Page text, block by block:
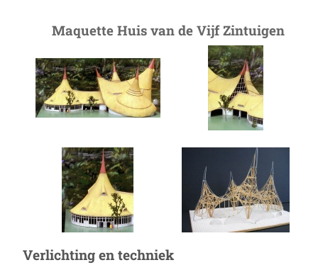
Maquette Huis van de Vijf Zintuigen
Verlichting en techniek